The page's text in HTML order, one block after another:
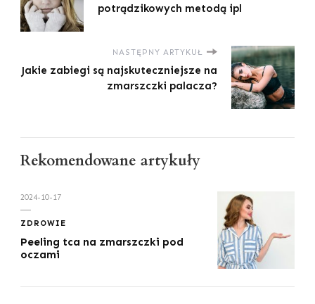
potrądzikowych metodą ipl
NASTĘPNY ARTYKUŁ
Jakie zabiegi są najskuteczniejsze na
zmarszczki palacza?
Rekomendowane artykuły
2024-10-17
ZDROWIE
Peeling tca na zmarszczki pod
oczami